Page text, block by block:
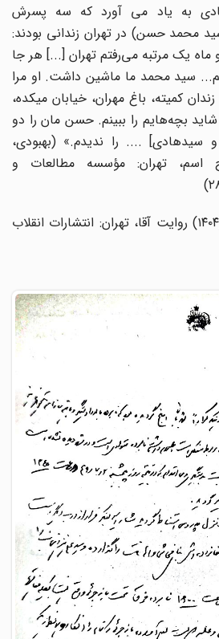
به یاد می آورد که سه پسرش
حسن) در تهران زندانی بودند:
یک مرتبه می‌رفتم تهران [...] هر جا
سید محمد ما ماشین داشت. او مرا
کمیته، باغ مهران، خیابان میکده،
بچه‌هایم را ببینم. حسن مان را دو
سیدهادی] .... را ندیدم.» (بهبودی،
شرح اسم، تهران: مؤسسه مطالعات و
خامنه‌ای، سید علی (۱۴۰۴) روایت آقا، تهران: انتشارات انقلاب